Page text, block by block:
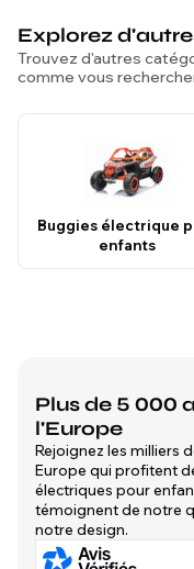
Explorez
Trouvez d'autres
comme vous
Buggies électrique
enfants
Plus de 5 000
l'Europe
Rejoignez les milliers
Europe qui profitent
électriques pour
témoignent de notre
notre design.